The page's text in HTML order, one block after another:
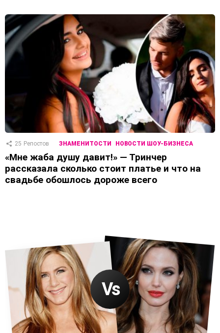
25 Репостов ЗНАМЕНИТОСТИ НОВОСТИ ШОУ-БИЗНЕСА
«Мне жаба душу давит!» — Тринчер
рассказала сколько стоит платье и что на
свадьбе обошлось дороже всего